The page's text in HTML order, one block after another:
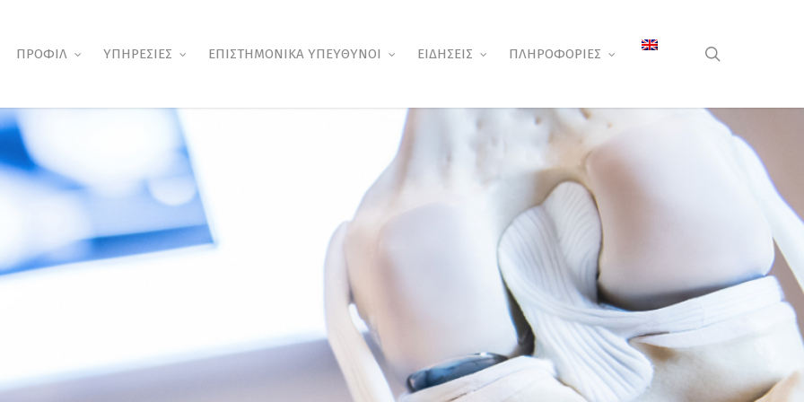
ΠΡΟΦΙΛ ΥΠΗΡΕΣΙΕΣ ΕΠΙΣΤΗΜΟΝΙΚΑ ΥΠΕΥΘΥΝΟΙ ΕΙΔΗΣΕΙΣ ΠΛΗΡΟΦΟΡΙΕΣ